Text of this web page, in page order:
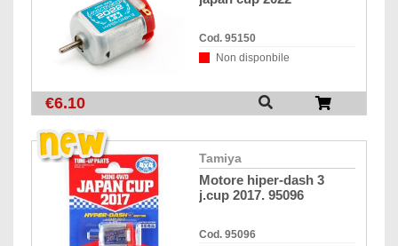
Cod. 95150
Non disponbile
€6.10
tamiya
motore hiper-dash 3
j.cup 2017. 95096
Cod. 95096